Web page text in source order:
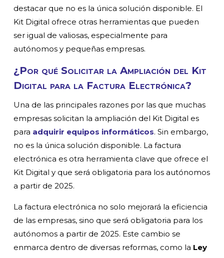
destacar que no es la única solución disponible. El
Kit Digital ofrece otras herramientas que pueden
ser igual de valiosas, especialmente para
autónomos y pequeñas empresas.
¿Por qué Solicitar la Ampliación del Kit
Digital para la Factura Electrónica?
Una de las principales razones por las que muchas
empresas solicitan la ampliación del Kit Digital es
para adquirir equipos informáticos. Sin embargo,
no es la única solución disponible. La factura
electrónica es otra herramienta clave que ofrece el
Kit Digital y que será obligatoria para los autónomos
a partir de 2025.
La factura electrónica no solo mejorará la eficiencia
de las empresas, sino que será obligatoria para los
autónomos a partir de 2025. Este cambio se
enmarca dentro de diversas reformas, como la Ley